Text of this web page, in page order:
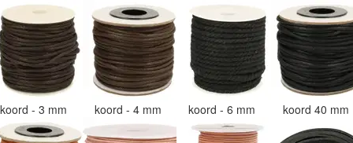
koord - 3 mm koord - 4 mm koord - 6 mm koord 40 mm